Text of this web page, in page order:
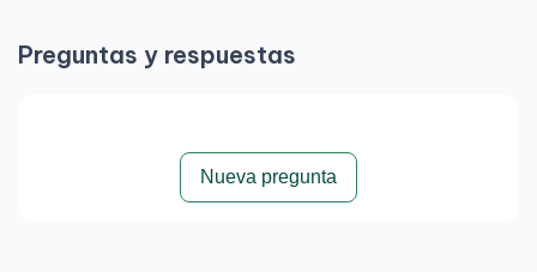
Preguntas y respuestas
Nueva pregunta